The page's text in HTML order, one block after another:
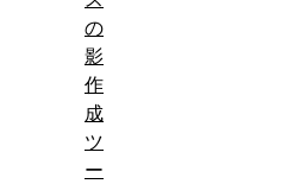
の
影
作
成
ツ
ー